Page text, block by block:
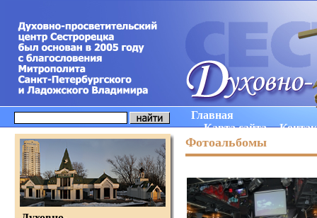
Главная
Карта сайта
Фотоальбомы